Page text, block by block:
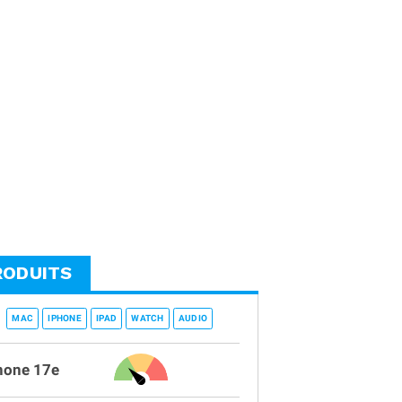
MAC IPHONE IPAD WATCH AUDIO
17e